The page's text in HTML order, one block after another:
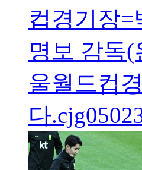
컵경기장
명보 감독
울월드컵
다